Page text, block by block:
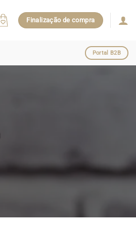
Finalização de compra
Portal B2B